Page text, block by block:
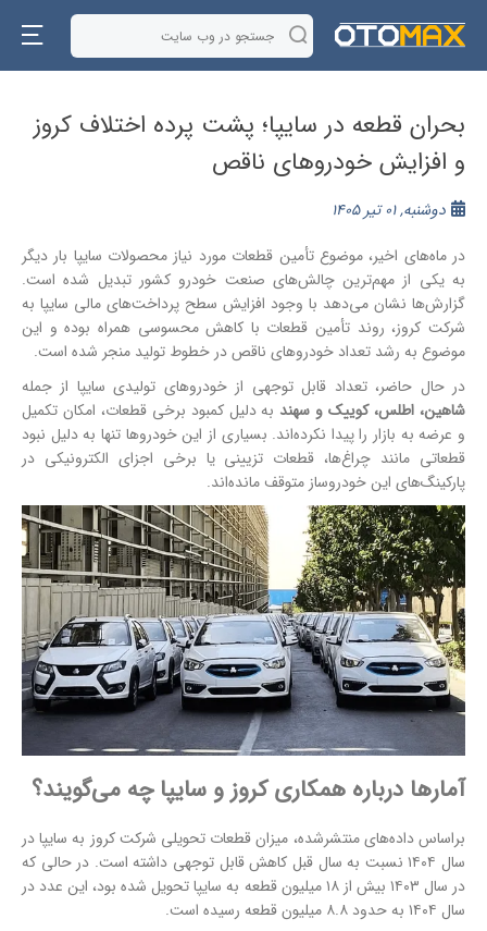
بحران قطعه در سایپا؛ پشت پرده اختلاف کروز
و افزایش خودروهای ناقص
دوشنبه, 01 تیر 1405
در ماه‌های اخیر، موضوع تأمین قطعات مورد نیاز محصولات سایپا بار دیگر
به یکی از مهم‌ترین چالش‌های صنعت خودرو کشور تبدیل شده است.
گزارش‌ها نشان می‌دهد با وجود افزایش سطح پرداخت‌های مالی سایپا به
شرکت کروز، روند تأمین قطعات با کاهش محسوسی همراه بوده و این
موضوع به رشد تعداد خودروهای ناقص در خطوط تولید منجر شده است.
در حال حاضر، تعداد قابل توجهی از خودروهای تولیدی سایپا از جمله
شاهین، اطلس، کوییک و سهند به دلیل کمبود برخی قطعات، امکان تکمیل
و عرضه به بازار را پیدا نکرده‌اند. بسیاری از این خودروها تنها به دلیل نبود
قطعاتی مانند چراغ‌ها، قطعات تزیینی یا برخی اجزای الکترونیکی در
پارکینگ‌های این خودروساز متوقف مانده‌اند.
آمارها درباره همکاری کروز و سایپا چه می‌گویند؟
براساس داده‌های منتشرشده، میزان قطعات تحویلی شرکت کروز به سایپا در
سال ۱۴۰۴ نسبت به سال قبل کاهش قابل توجهی داشته است. در حالی که
در سال ۱۴۰۳ بیش از ۱۸ میلیون قطعه به سایپا تحویل شده بود، این عدد در
سال ۱۴۰۴ به حدود ۸.۸ میلیون قطعه رسیده است.